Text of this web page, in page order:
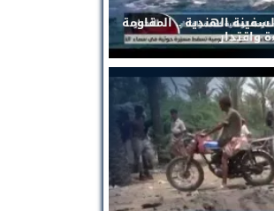
الهندية .. المقاومة
واقتدار